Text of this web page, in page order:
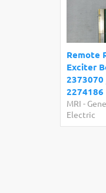
Remote
Exciter
2274186
MRI -
Electric